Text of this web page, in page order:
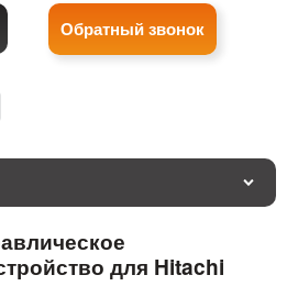
Обратный звонок
для Hitachi